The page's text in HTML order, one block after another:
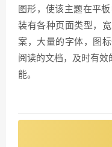
图形，使该主题在平
装有各种页面类型，
案，大量的字体，图
阅读的文档，及时有效
能。